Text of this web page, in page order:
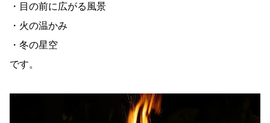
・目の前に広がる風景
・火の温かみ
・冬の星空
です。